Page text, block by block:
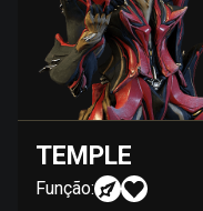
TEMPLE
Função: